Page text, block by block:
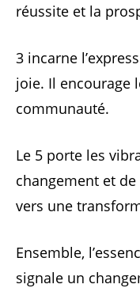
réussite et la
3 incarne
joie. Il encourage
communauté.
Le 5 porte les
changement et
vers une
Ensemble,
signale un